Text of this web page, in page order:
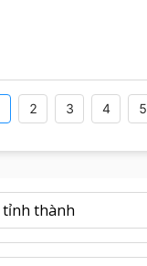
2 3 4 5